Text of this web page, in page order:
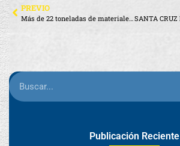
PREVIO
Más de 22 toneladas de materiales co-procesados “colchones” fueron retirados de Galápagos
Publicación Reciente